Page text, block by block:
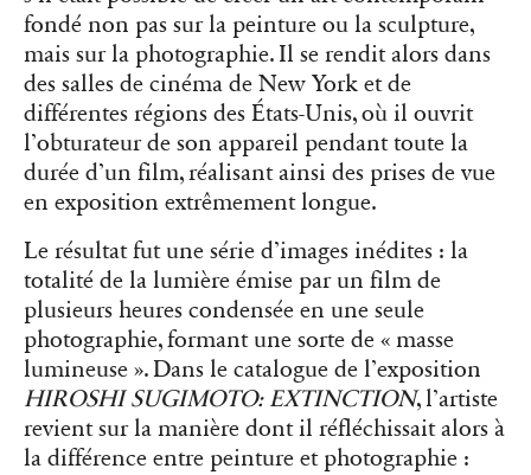
fondé non pas sur la peinture ou la sculpture,
mais sur la photographie. Il se rendit alors dans
des salles de cinéma de New York et de
différentes régions des États-Unis, où il ouvrit
l’obturateur de son appareil pendant toute la
durée d’un film, réalisant ainsi des prises de vue
en exposition extrêmement longue.
Le résultat fut une série d’images inédites : la
totalité de la lumière émise par un film de
plusieurs heures condensée en une seule
photographie, formant une sorte de « masse
lumineuse ». Dans le catalogue de l’exposition
HIROSHI SUGIMOTO: EXTINCTION, l’artiste
revient sur la manière dont il réfléchissait alors à
la différence entre peinture et photographie :